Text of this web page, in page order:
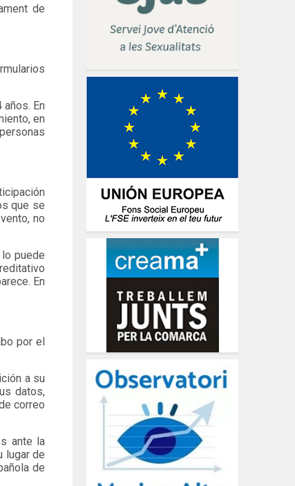
de
En
en
que se
no
puede
En
por el
a su
datos,
correo
ante la
lugar de
de